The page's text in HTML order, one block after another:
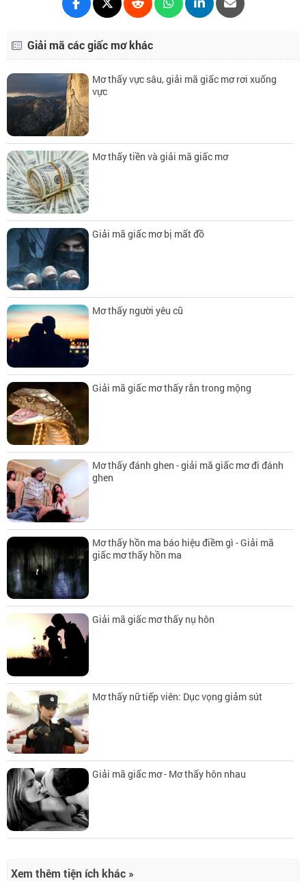
Giải mã các giấc mơ khác
Mơ thấy vực sâu, giải mã giấc mơ rơi xuống
vực
Mơ thấy tiền và giải mã giấc mơ
Giải mã giấc mơ bị mất đồ
Mơ thấy người yêu cũ
Giải mã giấc mơ thấy rắn trong mộng
Mơ thấy đánh ghen - giải mã giấc mơ đi đánh
ghen
Mơ thấy hồn ma báo hiệu điềm gì - Giải mã
giấc mơ thấy hồn ma
Giải mã giấc mơ thấy nụ hôn
Mơ thấy nữ tiếp viên: Dục vọng giảm sút
Giải mã giấc mơ - Mơ thấy hôn nhau
Xem thêm tiện ích khác »